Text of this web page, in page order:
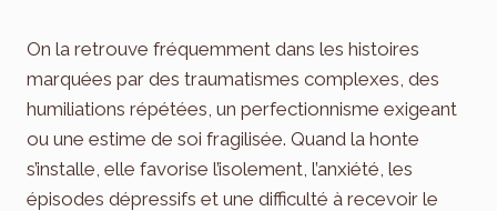
On la retrouve fréquemment dans les histoires
marquées par des traumatismes complexes, des
humiliations répétées, un perfectionnisme exigeant
ou une estime de soi fragilisée. Quand la honte
s’installe, elle favorise l’isolement, l’anxiété, les
épisodes dépressifs et une difficulté à recevoir le